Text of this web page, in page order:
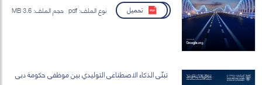
تحميل
نوع الملف: حجم الملف:
تبنّي الذكاء الاصطناعي التوليدي بين موظفي حكومة دبي